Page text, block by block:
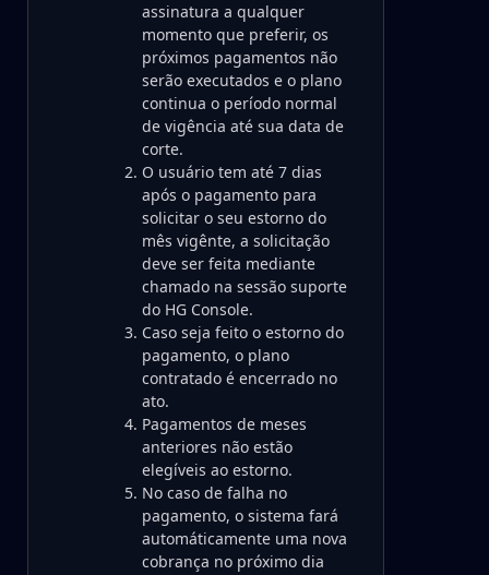
assinatura a qualquer
momento que preferir, os
próximos pagamentos não
serão executados e o plano
continua o período normal
de vigência até sua data de
corte.
O usuário tem até 7 dias
após o pagamento para
solicitar o seu estorno do
mês vigênte, a solicitação
deve ser feita mediante
chamado na sessão suporte
do HG Console.
Caso seja feito o estorno do
pagamento, o plano
contratado é encerrado no
ato.
Pagamentos de meses
anteriores não estão
elegíveis ao estorno.
No caso de falha no
pagamento, o sistema fará
automáticamente uma nova
cobrança no próximo dia